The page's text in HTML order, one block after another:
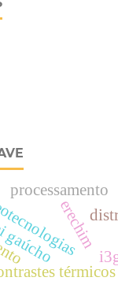
térmicos
erechim
processamento